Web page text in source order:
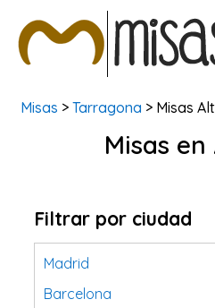
BUSCAR MISAS
Misas > Tarragona > Misas
Misas
Filtrar por ciudad
Madrid
Barcelona